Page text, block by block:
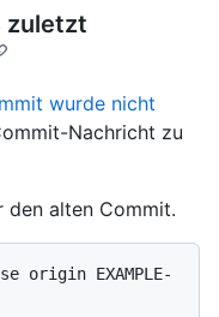
zuletzt
wurde nicht
Nachricht zu
den alten Commit.
origin EXAMPLE-